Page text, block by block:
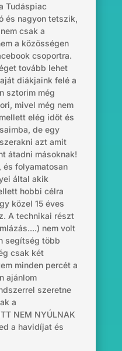
Tudáspiac
és nagyon tetszik,
csak a
a közösségen
csoportra.
tovább lehet
diákjaink felé a
sztorim még
mivel még nem
elég időt és
de egy
azt amit
átadni másoknak!
és folyamatosan
által akik
hobbi célra
közel 15 éves
A technikai részt
nem volt
segítség több
csak két
minden percét a
ajánlom
szeretne
a
NEM NYÚLNAK
a havidíjat és